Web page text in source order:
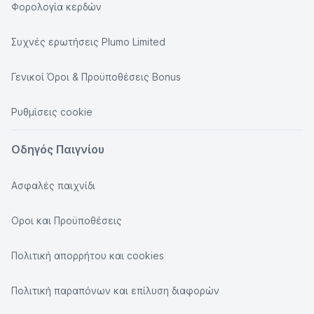
Φορολογία κερδών
Συχνές ερωτήσεις Plumo Limited
Γενικοί Όροι & Προϋποθέσεις Bonus
Ρυθμίσεις cookie
Οδηγός Παιγνίου
Ασφαλές παιχνίδι
Οροι και Προϋποθέσεις
Πολιτική απορρήτου και cookies
Πολιτική παραπόνων και επίλυση διαφορών